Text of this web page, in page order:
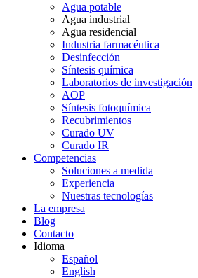
Agua potable
Agua industrial
Agua residencial
Industria farmacéutica
Desinfección
Síntesis química
Laboratorios de investigación
AOP
Síntesis fotoquímica
Recubrimientos
Curado UV
Curado IR
Competencias
Soluciones a medida
Experiencia
Nuestras tecnologías
La empresa
Blog
Contacto
Idioma
Español
English